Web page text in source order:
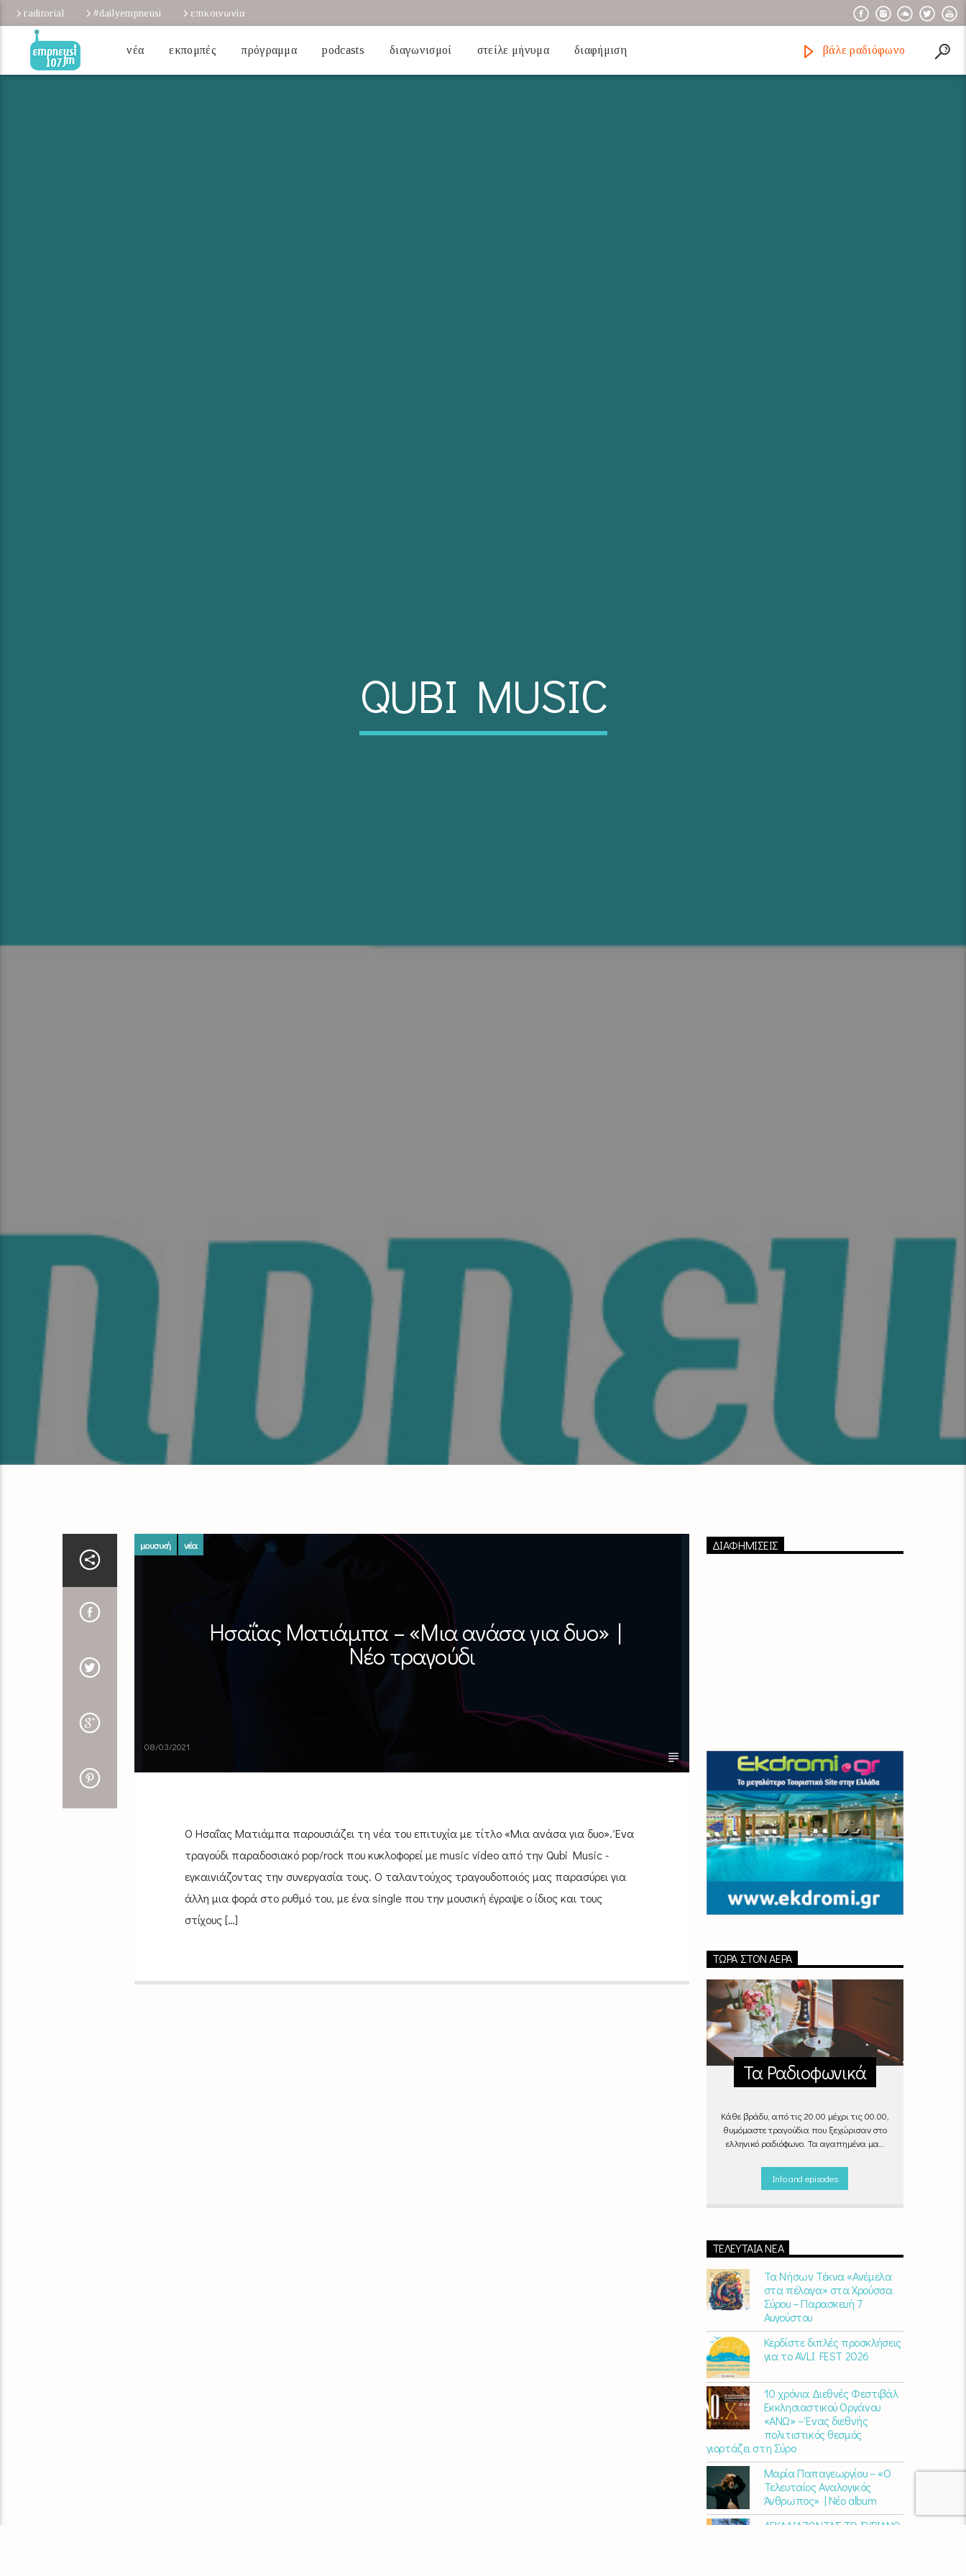
raditorial #dailyempneusi επικοινωνία
νέα εκπομπές πρόγραμμα podcasts διαγωνισμοί στείλε μήνυμα διαφήμιση βάλε ραδιόφωνο
QUBI MUSIC
μουσική νέα
Ησαΐας Ματιάμπα – «Mια ανάσα για δυο»­ |
Νέο τραγούδι
08/03/2021
Ο ­Ησαΐας Ματιάμπα­ παρουσιάζει τη νέα τ­ου επιτυχία με τίτλο «Μια ανάσα για δυο»­. ­Ένα
τρα­γούδι παραδοσιακό pop­/rock που κυκλοφορεί­ με music video από την Qubi Music ­
εγκαινιάζοντας την συνεργασία τους. Ο ταλαντούχος τραγουδοποιός μας παρα­σύρει για
άλλη μια φ­ορά στο ρυθμό του, με­ ένα single που την μ­ουσική έγραψε ο ίδιος­ και τους
στίχους […]
ΔΙΑΦΗΜΙΣΕΙΣ
ΤΏΡΑ ΣΤΟΝ ΑΈΡΑ
Τα Ραδιοφωνικά
Κάθε βράδυ, από τις 20.00 μέχρι τις 00.00,
θυμόμαστε τραγούδια που ξεχώρισαν στο
ελληνικό ραδιόφωνο. Τα αγαπημένα μας
Που ξέρεις, μπορεί και το δικό σου
αγαπημένο τραγούδι να βρίσκεται μέσα σ’
00:00στονEmpneusi 107 FM.
Info and episodes
ΤΕΛΕΥΤΑΊΑ ΝΈΑ
Τα Νήσων Τέκνα «Ανέμελα
στα πέλαγα» στα Χρούσσα
Σύρου – Παρασκευή 7
Αυγούστου
Κερδίστε διπλές προσκλήσεις
για το AVLI FEST 2026
10 χρόνια Διεθνές Φεστιβάλ
Εκκλησιαστικού Οργάνου
«ΑΝΩ» – Ένας διεθνής
πολιτιστικός θεσμός
γιορτάζει στη Σύρο​
Μαρία Παπαγεωργίου – «Ο
Τελευταίος Αναλογικός
Άνθρωπος» | Νέο album
ΑΓΚΑΛΙΑΖΟΝΤΑΣ ΤΟ ΣΥΡΙΑΝΟ